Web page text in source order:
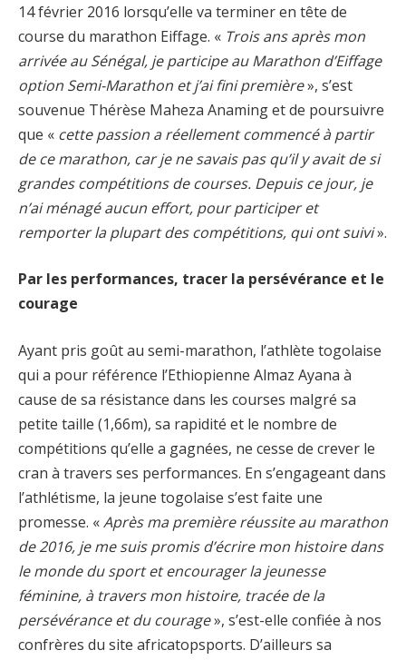
14 février 2016 lorsqu’elle va terminer en tête de
course du marathon Eiffage. « Trois ans après mon
arrivée au Sénégal, je participe au Marathon d’Eiffage
option Semi-Marathon et j’ai fini première», s’est
souvenue Thérèse Maheza Anaming et de poursuivre
que « cette passion a réellement commencé à partir
de ce marathon, car je ne savais pas qu’il y avait de si
grandes compétitions de courses. Depuis ce jour, je
n’ai ménagé aucun effort, pour participer et
remporter la plupart des compétitions, qui ont suivi».
Par les performances, tracer la persévérance et le
courage
Ayant pris goût au semi-marathon, l’athlète togolaise
qui a pour référence l’Ethiopienne Almaz Ayana à
cause de sa résistance dans les courses malgré sa
petite taille (1,66m), sa rapidité et le nombre de
compétitions qu’elle a gagnées, ne cesse de crever le
cran à travers ses performances. En s’engageant dans
l’athlétisme, la jeune togolaise s’est faite une
promesse. «Après ma première réussite au marathon
de 2016, je me suis promis d’écrire mon histoire dans
le monde du sport et encourager la jeunesse
féminine, à travers mon histoire, tracée de la
persévérance et du courage», s’est-elle confiée à nos
confrères du site africatopsports. D’ailleurs sa